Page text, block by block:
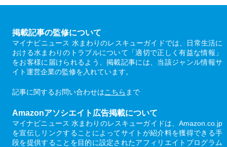
掲載記事の監修について
マイナビニュース 水まわりのレスキューガイドでは、日常生活に
おける水まわりのトラブルについて「適切で正しく有益な情報」
をお客様に届けられるよう、掲載記事には、当該ジャンル情報サ
イト運営企業の監修を入れています。
記事に関するお問い合わせはこちら まで
Amazonアソシエイト広告掲載について
マイナビニュース 水まわりのレスキューガイドは、Amazon.co.jp
を宣伝しリンクすることによってサイトが紹介料を獲得できる手
段を提供することを目的に設定されたアフィリエイトプログラム